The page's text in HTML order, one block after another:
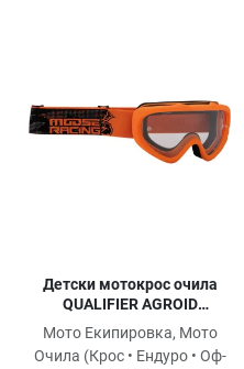
Детски мотокрос очила
QUALIFIER AGROID
BLACK/ORANGE
Мото Екипировка, Мото
Очила (Крос • Ендуро • Оф-